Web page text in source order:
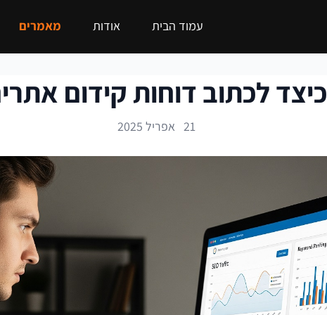
עמוד הבית אודות מאמרים
כיצד לכתוב דוחות קידום
21 אפריל 2025